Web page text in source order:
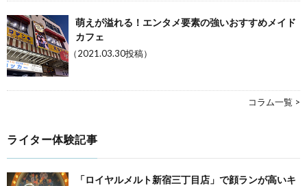
萌えが溢れる！エンタメ要素の強いおすすめメイド
カフェ
（2021.03.30投稿）
コラム一覧 >
ライター体験記事
「ロイヤルメルト新宿三丁目店」で顔ランが高いキ